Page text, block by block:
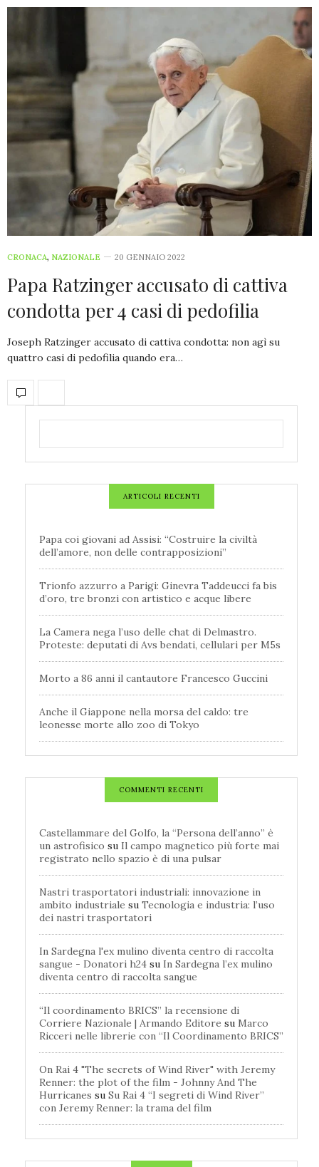
CRONACA, NAZIONALE 20 GENNAIO 2022
Papa Ratzinger accusato di cattiva
condotta per 4 casi di pedofilia
Joseph Ratzinger accusato di cattiva condotta: non agì su
quattro casi di pedofilia quando era…
ARTICOLI RECENTI
Papa coi giovani ad Assisi: “Costruire la civiltà
dell’amore, non delle contrapposizioni”
Trionfo azzurro a Parigi: Ginevra Taddeucci fa bis
d’oro, tre bronzi con artistico e acque libere
La Camera nega l’uso delle chat di Delmastro.
Proteste: deputati di Avs bendati, cellulari per M5s
Morto a 86 anni il cantautore Francesco Guccini
Anche il Giappone nella morsa del caldo: tre
leonesse morte allo zoo di Tokyo
COMMENTI RECENTI
Castellammare del Golfo, la “Persona dell’anno” è
un astrofisico su Il campo magnetico più forte mai
registrato nello spazio è di una pulsar
Nastri trasportatori industriali: innovazione in
ambito industriale su Tecnologia e industria: l’uso
dei nastri trasportatori
In Sardegna l'ex mulino diventa centro di raccolta
sangue - Donatori h24 su In Sardegna l’ex mulino
diventa centro di raccolta sangue
“Il coordinamento BRICS” la recensione di
Corriere Nazionale | Armando Editore su Marco
Ricceri nelle librerie con “Il Coordinamento BRICS”
On Rai 4 "The secrets of Wind River" with Jeremy
Renner: the plot of the film - Johnny And The
Hurricanes su Su Rai 4 “I segreti di Wind River”
con Jeremy Renner: la trama del film